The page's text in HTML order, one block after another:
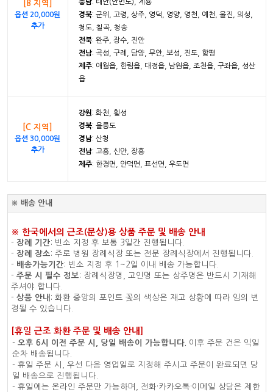
[B 지역]
옵션 20,000원
추가
충남: 태안(안면도), 계룡
경북: 군위, 고령, 상주, 영덕, 영양, 영천, 예천, 울진, 의성,
청도, 칠곡, 청송
전북: 완주, 장수, 진안
전남: 곡성, 구례, 담양, 무안, 보성, 진도, 함평
제주: 애월읍, 한림읍, 대정읍, 남원읍, 조천읍, 구좌읍, 성산
읍
[C 지역]
옵션 30,000원
추가
강원 : 화천, 횡성
경북: 울릉도
경남: 산청
전남: 고흥, 신안, 장흥
제주: 한경면, 안덕면, 표선면, 우도면
※ 배송 안내
※ 한국에서의 근조(문상)용 상품 주문 및 배송 안내
- 장례 기간: 빈소 지정 후 보통 3일간 진행됩니다.
- 장례 장소: 주로 병원 장례식장 또는 전문 장례식장에서 진행됩니다.
- 배송가능기간: 빈소 지정 후 1~2일 이내 배송 가능합니다.
- 주문 시 필수 정보: 장례식장명, 고인명 또는 상주명은 반드시 기재해
주셔야 합니다.
- 상품 안내 : 화환 중앙의 포인트 꽃의 색상은 재고 상황에 따라 임의 변
경될 수 있습니다.
[휴일 근조 화환 주문 및 배송 안내]
- 오후 6시 이전 주문 시, 당일 배송이 가능합니다.
이후 주문 건은 익일
순차 배송됩니다.
- 휴일 주문 시, 우선 다음 영업일로 지정해 주시고 주문이 완료되면 당
일 배송으로 진행됩니다.
- 휴일에는 온라인 주문만 가능하며, 전화·카카오톡·이메일 상담은 제한